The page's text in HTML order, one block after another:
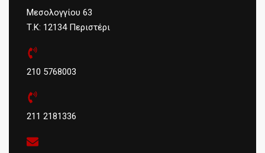
Μεσολογγίου 63
Τ.Κ: 12134 Περιστέρι
210 5768003
211 2181336